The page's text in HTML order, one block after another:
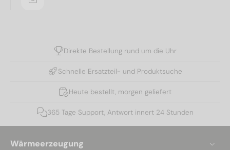
Direkte Bestellung rund um die Uhr
Schnelle Ersatzteil- und Produktsuche
Heute bestellt, morgen geliefert
365 Tage Support, Antwort innert 24 Stunden
Wärmeerzeugung